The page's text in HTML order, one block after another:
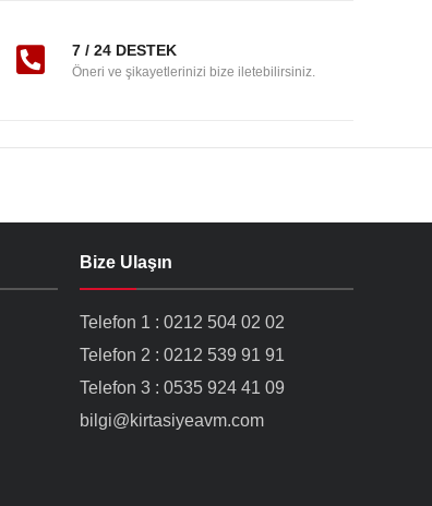
7 / 24 DESTEK
Öneri ve şikayetlerinizi bize iletebilirsiniz.
Bize Ulaşın
Telefon 1 : 0212 504 02 02
Telefon 2 : 0212 539 91 91
Telefon 3 : 0535 924 41 09
bilgi@kirtasiyeavm.com